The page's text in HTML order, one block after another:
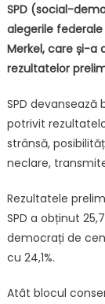
SPD (social-
alegerile
Merkel, care și-a
rezultatelor
SPD devansează
potrivit
strânsă,
neclare,
Rezultatele
SPD a obținut
democrați de
cu 24,1%.
Atât blocul